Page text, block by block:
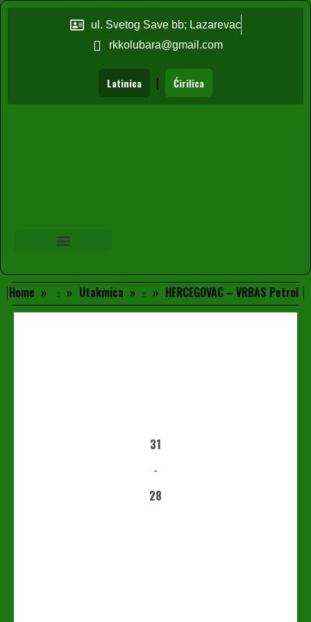
ul. Svetog Save bb; Lazarevac
rkkolubara@gmail.com
Latinica | Ćirilica
Home Utakmica HERCEGOVAC – VRBAS Petrol
31
-
28